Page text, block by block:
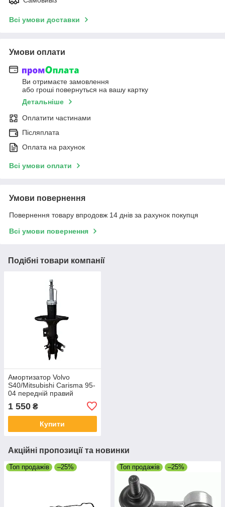
Всі умови доставки
Умови оплати
Ви отримаєте замовлення
або гроші повернуться на вашу картку
Детальніше
Оплатити частинами
Післяплата
Оплата на рахунок
Всі умови оплати
Умови повернення
Повернення товару впродовж 14 днів за рахунок покупця
Всі умови повернення
Подібні товари компанії
Амортизатор Volvo
S40/Mitsubishi Carisma 95-
04 передній правий
1 550 ₴
Купити
Акційні пропозиції та новинки
Топ продажів –25% Топ продажів –25%